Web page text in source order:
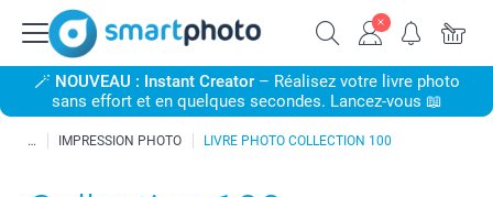
🪄 NOUVEAU : Instant Creator– Réalisez votre livre photo
sans effort et en quelques secondes. Lancez-vous 📖
IMPRESSION PHOTO LIVRE PHOTO COLLECTION 100